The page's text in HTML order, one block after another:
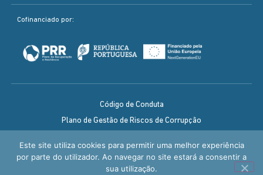
Cofinanciado por:
Código de Conduta
Plano de Gestão de Riscos de Corrupção
Aviso legal / Política de Privacidade
Este site utiliza cookies para permitir uma melhor experiência
por parte do utilizador. Ao navegar no site estará a consentir a
sua utilização.